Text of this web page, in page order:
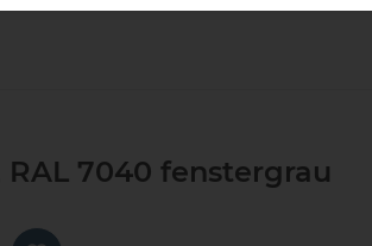
7040 fenstergrau